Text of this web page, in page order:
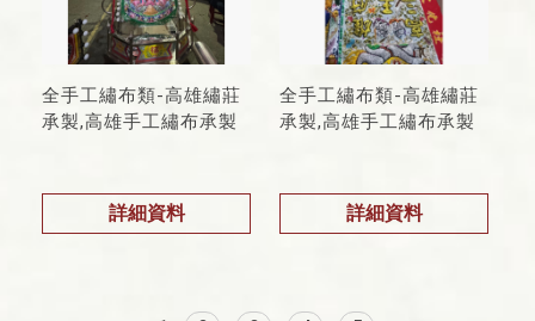
全手工繡布類-高雄繡莊
承製,高雄手工繡布承製
詳細資料
全手工繡布類-高雄繡莊
承製,高雄手工繡布承製
詳細資料